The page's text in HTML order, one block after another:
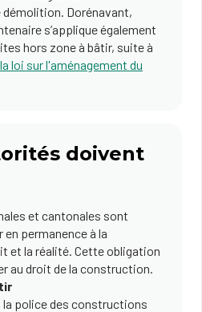
Dorénavant,
s’applique également
hors zone à bâtir, suite à
loi sur l'aménagement du
doivent
et cantonales sont
permanence à la
et la réalité. Cette obligation
au droit de la construction.
la police des constructions